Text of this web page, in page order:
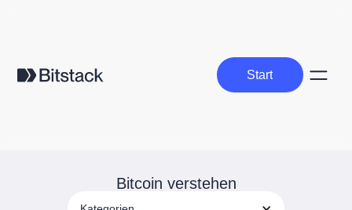
Start
Start
Bitcoin verstehen